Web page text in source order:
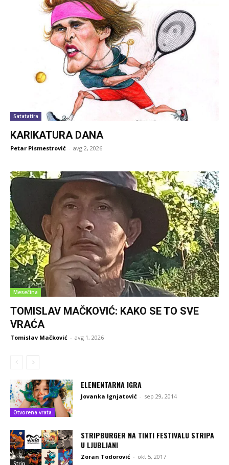
Satatatira
KARIKATURA DANA
Petar Pismestrović - avg 2, 2026
Mesečina
TOMISLAV MAČKOVIĆ: KAKO SE TO SVE
VRAĆA
Tomislav Mačković - avg 1, 2026
Otvorena vrata
ELEMENTARNA IGRA
Jovanka Ignjatović - sep 29, 2014
Strip
STRIPBURGER NA TINTI FESTIVALU STRIPA
U LJUBLJANI
Zoran Todorović - okt 5, 2017